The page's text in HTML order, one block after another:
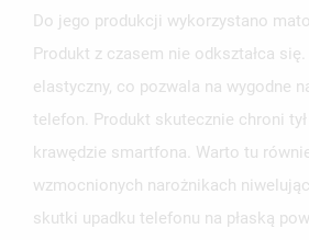
Do jego produkcji wykorzystano
Produkt z czasem nie odkształca
elastyczny, co pozwala na wygodne
telefon. Produkt skutecznie chroni
krawędzie smartfona. Warto tu
wzmocnionych narożnikach
skutki upadku telefonu na płaską